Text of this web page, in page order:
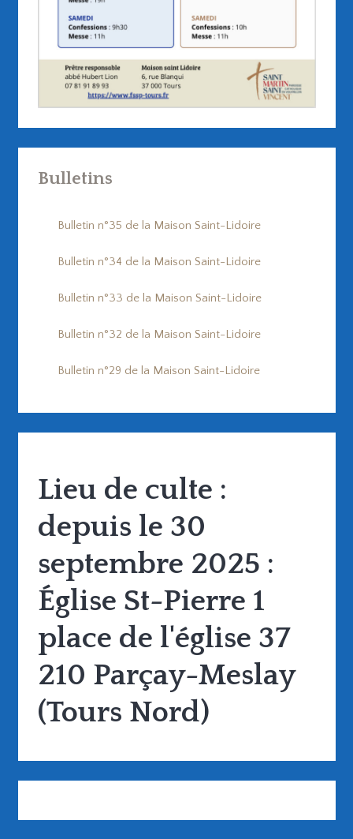
Bulletins
Bulletin n°35 de la Maison Saint-Lidoire
Bulletin n°34 de la Maison Saint-Lidoire
Bulletin n°33 de la Maison Saint-Lidoire
Bulletin n°32 de la Maison Saint-Lidoire
Bulletin n°29 de la Maison Saint-Lidoire
Lieu de culte :
depuis le 30
septembre 2025 :
Église St-Pierre 1
place de l'église 37
210 Parçay-Meslay
(Tours Nord)